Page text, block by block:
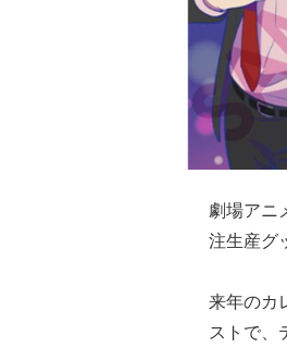
劇場アニ
注生産グ
来年のカ
ストで、